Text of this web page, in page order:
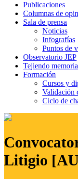
Publicaciones
Columnas de
Sala de prensa
Noticias
Infografías
Puntos de
Observatorio JEP
Tejiendo memoria
Formación
Cursos y
Validación
Ciclo de
Litigio